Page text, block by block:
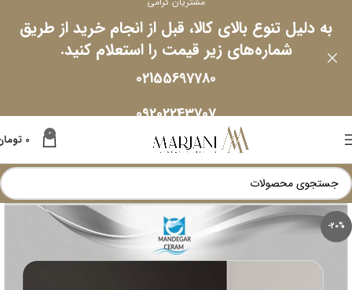
0
0
-20%
به دلیل تنوع بالای کالا، قبل از انجام خرید از طریق
شماره‌های زیر قیمت را استعلام کنید.
02155697780
09202243707